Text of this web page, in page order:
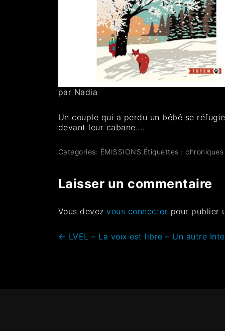
par Nadia
Un couple qui a perdu un bébé se
devant leur cabane….
Categories: ÉMISSIONS Étiquettes :
Laisser un commentaire
Vous devezvous connecter pour publier
← LVEL – La voix est libre – Un autre